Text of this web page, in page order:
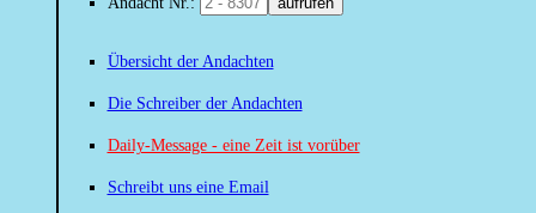
Übersicht der Andachten
Die Schreiber der Andachten
Daily-Message - eine Zeit ist vorüber
Schreibt uns eine Email